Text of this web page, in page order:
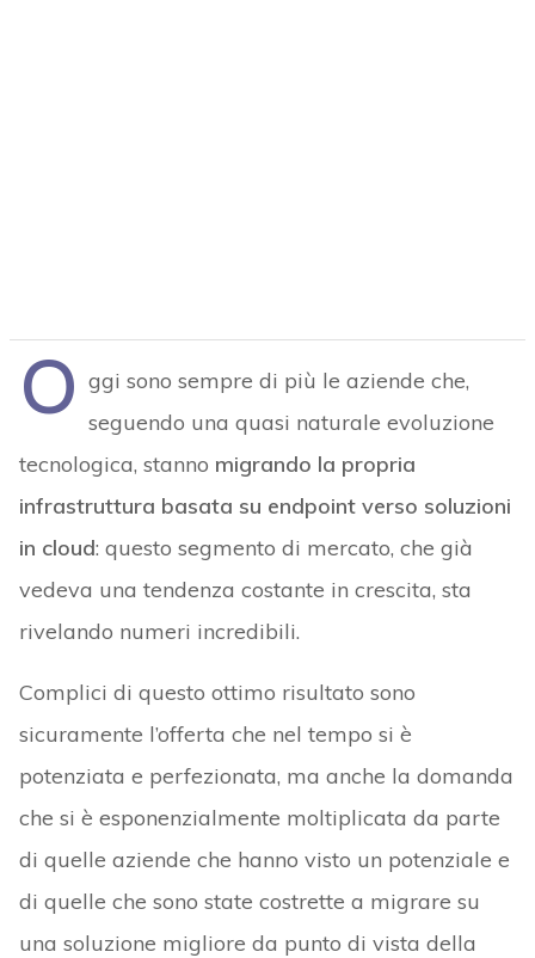
O ggi sono sempre di più le aziende che,
seguendo una quasi naturale evoluzione
tecnologica, stanno migrando la propria
infrastruttura basata su endpoint verso soluzioni
in cloud: questo segmento di mercato, che già
vedeva una tendenza costante in crescita, sta
rivelando numeri incredibili.
Complici di questo ottimo risultato sono
sicuramente l’offerta che nel tempo si è
potenziata e perfezionata, ma anche la domanda
che si è esponenzialmente moltiplicata da parte
di quelle aziende che hanno visto un potenziale e
di quelle che sono state costrette a migrare su
una soluzione migliore da punto di vista della